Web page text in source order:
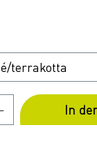
Gib
In